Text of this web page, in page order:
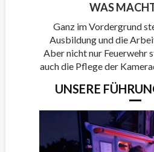
WAS
Ganz im Vordergrund
Ausbildung und die
Aber nicht nur Feuerwehr
auch die Pflege der
UNSERE